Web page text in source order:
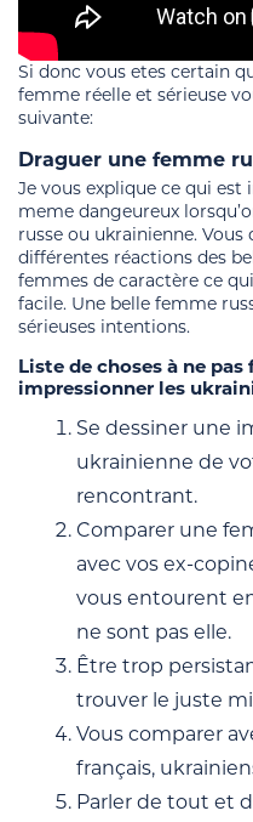
Si donc vous etes certain
femme réelle et sérieuse
suivante:
Draguer une femme
Je vous explique ce qui est
meme dangeureux
russe ou ukrainienne. Vous
différentes réactions des
femmes de caractère ce
facile. Une belle femme
sérieuses intentions.
Liste de choses à ne
impressionner les
Se dessiner une
ukrainienne de
rencontrant.
Comparer une
avec vos ex-
vous entourent
ne sont pas elle.
Être trop
trouver le juste
Vous comparer
français,
Parler de tout et